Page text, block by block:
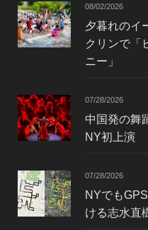
08/02/2026
夕暮れのイ
クリンで「
ニー」
07/28/2026
中国発の舞
NY初上演
07/28/2026
NYでも
ける志水直